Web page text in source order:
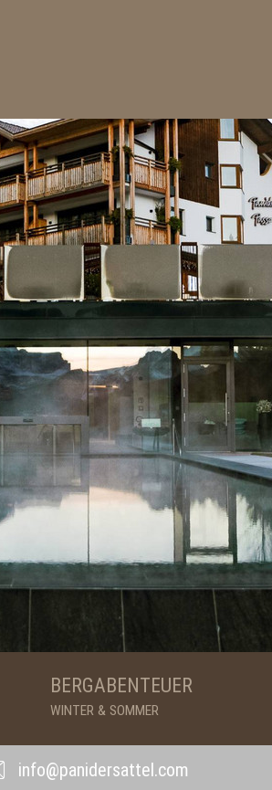
BERGABENTEUER
WINTER & SOMMER
info@panidersattel.com